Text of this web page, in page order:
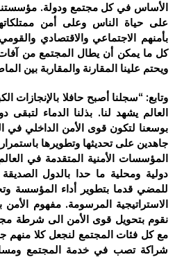
الأساس في كل مجتمع ودولة.
على حياة الناس وعلى أمن ممتلكاتهم
بأمنهم الاجتماعي والاقتصادي
كل ما يمكن أن يطال المجتمع من آفات.
ويحتم علينا المقارنة والمقاربة بين
وتابع: “سجلنا أصبح حافلا
العالم يشهد لنا. بذلنا الدماء
بوسعنا لتكون قوى الأمن الداخلي في
جاهدين على تحديثها وتطويرها
المؤسسات الأمنية المتقدمة في
دولية ومحلية ما حدا بالدول
للمضي قدما بتطوير أداء المؤسسة
الاستراتيجية المرسومة. مفهوم
نقوم بتحويل قوى الأمن الى شرطة
مع كل فئات المجتمع لنجعل كلا منهم
شراكة تصب في خدمة المجتمع